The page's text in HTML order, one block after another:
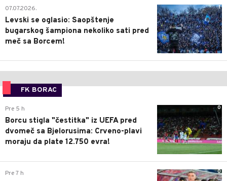
1
07.07.2026.
Levski se oglasio: Saopštenje
bugarskog šampiona nekoliko sati pred
meč sa Borcem!
FK BORAC
0
Pre 5 h
Borcu stigla "čestitka" iz UEFA pred
dvomeč sa Bjelorusima: Crveno-plavi
moraju da plate 12.750 evra!
0
Pre 7 h